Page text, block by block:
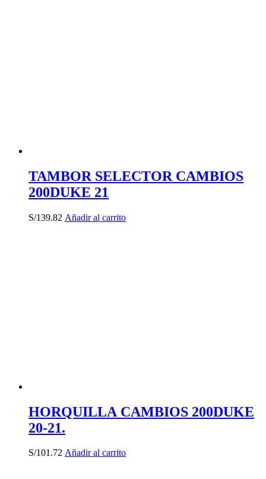
TAMBOR SELECTOR CAMBIOS
200DUKE 21
S/139.82 Añadir al carrito
HORQUILLA CAMBIOS 200DUKE
20-21.
S/101.72 Añadir al carrito